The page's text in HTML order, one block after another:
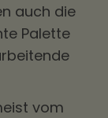
auch die
Palette
vom